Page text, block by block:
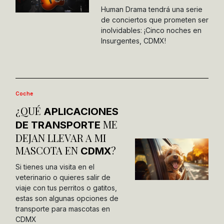
Human Drama tendrá una serie
de conciertos que prometen ser
inolvidables: ¡Cinco noches en
Insurgentes, CDMX!
Coche
¿QUÉ APLICACIONES
DE TRANSPORTE ME
DEJAN LLEVAR A MI
MASCOTA EN CDMX?
Si tienes una visita en el
veterinario o quieres salir de
viaje con tus perritos o gatitos,
estas son algunas opciones de
transporte para mascotas en
CDMX